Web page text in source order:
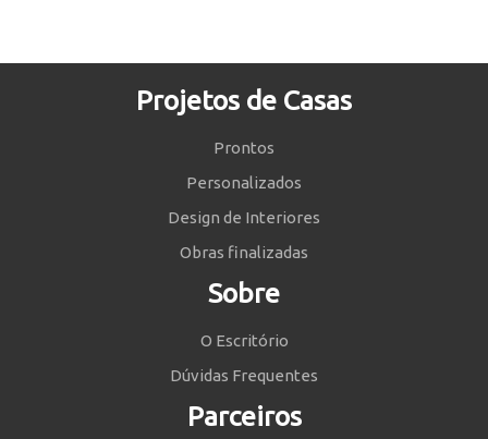
Projetos de Casas
Prontos
Personalizados
Design de Interiores
Obras finalizadas
Sobre
O Escritório
Dúvidas Frequentes
Parceiros